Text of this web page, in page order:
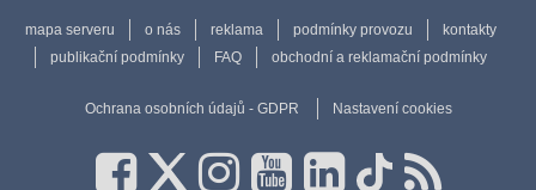
mapa serveru o nás reklama podmínky provozu
kontakty
publikační podmínky
FAQ obchodní a reklamační podmínky
Ochrana osobních údajů - GDPR Nastavení cookies